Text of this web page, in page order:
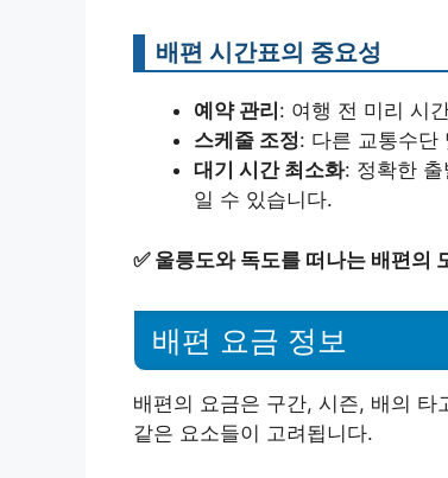
배편 시간표의 중요성
예약 관리 : 여행 전 미리 시
스케줄 조정: 다른 교통수단
대기 시간 최소화: 정확한
일 수 있습니다.
✅ 울릉도와 독도를 떠나는 배편의
배편 요금 정보
배편의 요금은 구간, 시즌, 배의
같은 요소들이 고려됩니다.